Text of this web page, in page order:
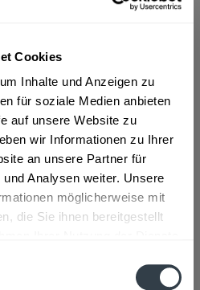
Cookies
Inhalte und Anzeigen zu
für soziale Medien anbieten
auf unsere Website zu
wir Informationen zu Ihrer
an unsere Partner für
Analysen weiter. Unsere
möglicherweise mit
die Sie ihnen bereitgestellt